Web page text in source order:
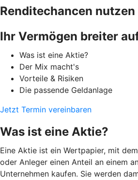
Renditechancen nutzen
Ihr Vermögen breiter
Was ist eine Aktie?
Der Mix macht's
Vorteile & Risiken
Die passende Geldanlage
Jetzt Termin vereinbaren
Was ist eine Aktie?
Eine Aktie ist ein Wertpapier, mit
oder Anleger einen Anteil an einem
Unternehmen kaufen. Sie werden